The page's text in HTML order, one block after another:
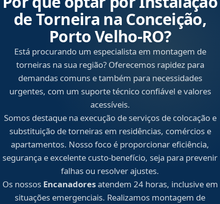
de Torneira na Conceição,
Porto Velho‑RO?
Está procurando um especialista em montagem de
torneiras na sua região? Oferecemos rapidez para
demandas comuns e também para necessidades
urgentes, com um suporte técnico confiável e valores
acessíveis.
Somos destaque na execução de serviços de colocação e
substituição de torneiras em residências, comércios e
apartamentos. Nosso foco é proporcionar eficiência,
segurança e excelente custo-benefício, seja para prevenir
falhas ou resolver ajustes.
Os nossos Encanadoresatendem 24 horas, inclusive em
situações emergenciais. Realizamos montagem de